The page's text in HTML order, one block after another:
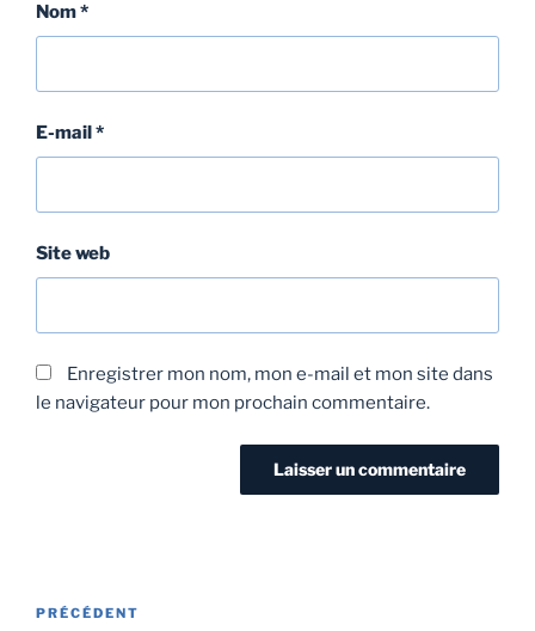
Nom*
E-mail*
Site web
Enregistrer mon nom, mon e-mail et mon site dans
le navigateur pour mon prochain commentaire.
PRÉCÉDENT